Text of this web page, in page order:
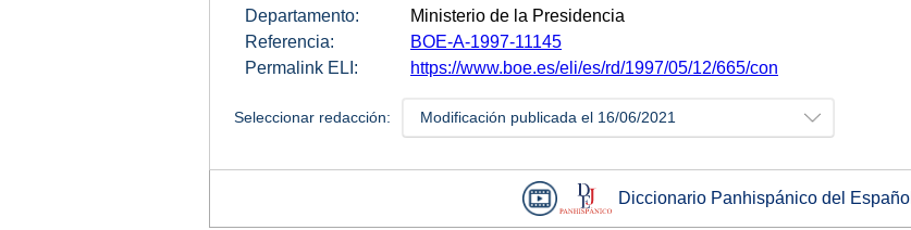
Departamento:
Ministerio de la Presidencia
Referencia:
BOE-A-1997-11145
Permalink ELI:
https://www.boe.es/eli/es/rd/1997/05/12/665/con
Seleccionar redacción: Modificación publicada el 16/06/2021
Diccionario Panhispánico del Español